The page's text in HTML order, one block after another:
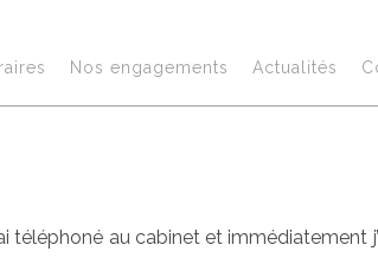
Nos engagements Actualités
téléphoné au cabinet et immédiatement